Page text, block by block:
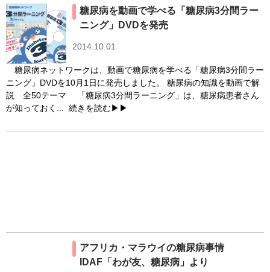
糖尿病を動画で学べる「糖尿病3分間ラー
ニング」DVDを発売
2014.10.01
糖尿病ネットワークは、動画で糖尿病を学べる「糖尿病3分間ラー
ニング」DVDを10月1日に発売しました。 糖尿病の知識を動画で解
説 全50テーマ 「糖尿病3分間ラーニング」は、糖尿病患者さん
が知っておく... 続きを読む▶▶
アフリカ・マラウイの糖尿病事情
IDAF「わが友、糖尿病」より